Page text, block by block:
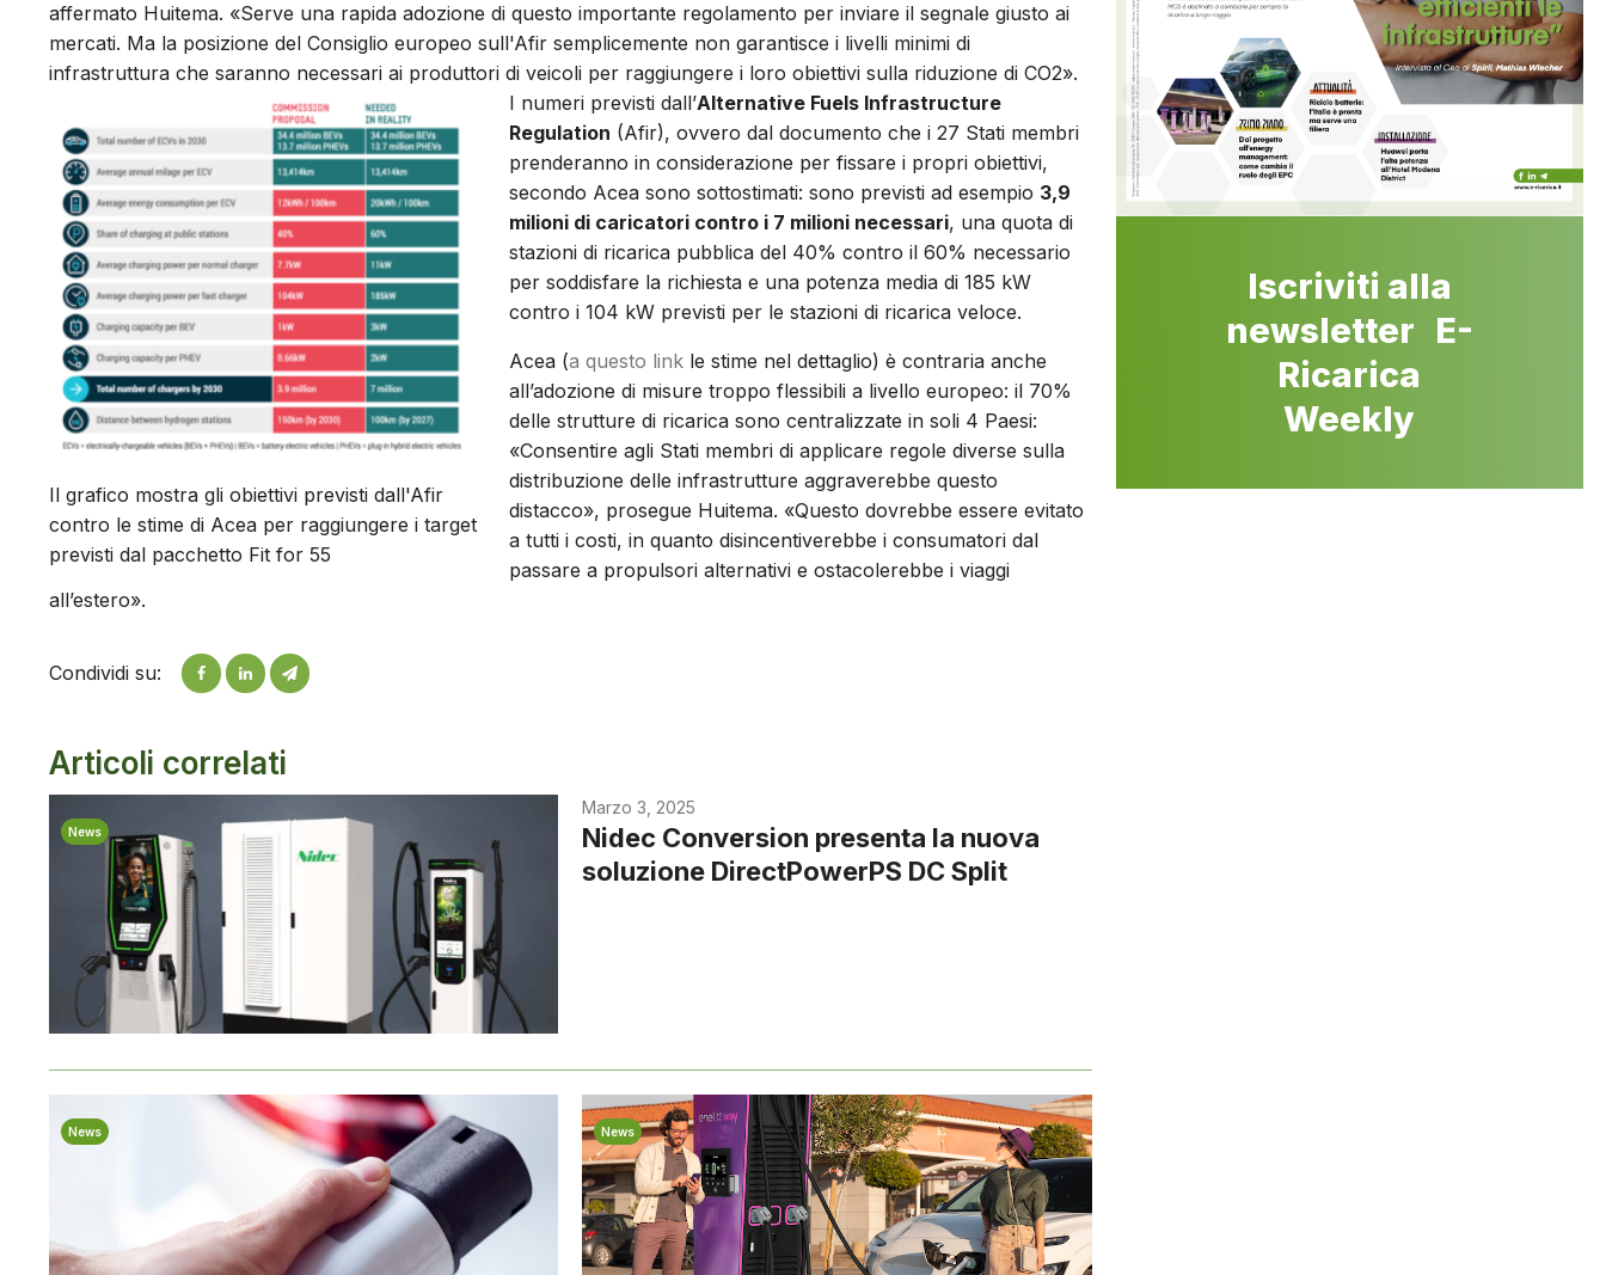
affermato Huitema. «Serve una rapida adozione di questo importante regolamento per inviare il segnale giusto ai
mercati. Ma la posizione del Consiglio europeo sull'Afir semplicemente non garantisce i livelli minimi di
infrastruttura che saranno necessari ai produttori di veicoli per raggiungere i loro obiettivi sulla riduzione di CO2».
Il grafico mostra gli obiettivi previsti dall'Afir
contro le stime di Acea per raggiungere i target
previsti dal pacchetto Fit for 55
I numeri previsti dall’Alternative Fuels Infrastructure
Regulation (Afir), ovvero dal documento che i 27 Stati membri
prenderanno in considerazione per fissare i propri obiettivi,
secondo Acea sono sottostimati: sono previsti ad esempio 3,9
milioni di caricatori contro i 7 milioni necessari, una quota di
stazioni di ricarica pubblica del 40% contro il 60% necessario
per soddisfare la richiesta e una potenza media di 185 kW
contro i 104 kW previsti per le stazioni di ricarica veloce.
Acea (a questo link le stime nel dettaglio) è contraria anche
all’adozione di misure troppo flessibili a livello europeo: il 70%
delle strutture di ricarica sono centralizzate in soli 4 Paesi:
«Consentire agli Stati membri di applicare regole diverse sulla
distribuzione delle infrastrutture aggraverebbe questo
distacco», prosegue Huitema. «Questo dovrebbe essere evitato
a tutti i costi, in quanto disincentiverebbe i consumatori dal
passare a propulsori alternativi e ostacolerebbe i viaggi
all’estero».
Condividi su:
Articoli correlati
News
Marzo 3, 2025
Nidec Conversion presenta la nuova
soluzione DirectPowerPS DC Split
News News
Iscriviti alla
newsletter E-
Ricarica
Weekly